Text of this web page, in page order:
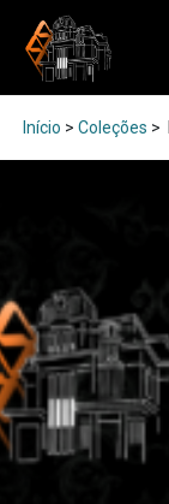
Início > Coleções >